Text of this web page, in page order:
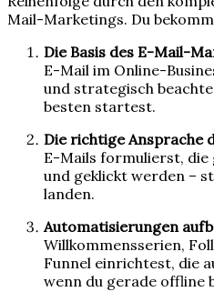
Mail-Marketings. Du
Die Basis des E-Mail-
E-Mail im Online-
und strategisch
besten startest.
Die richtige Ansprache
E-Mails formulierst,
und geklickt werden –
landen.
Automatisierungen
Willkommensserien,
Funnel einrichtest, die
wenn du gerade offline